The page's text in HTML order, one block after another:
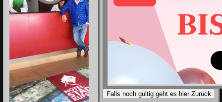
Falls noch gültig geht es hier Zurück